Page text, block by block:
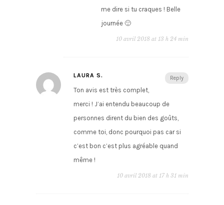
me dire si tu craques ! Belle
journée 🙂
10 avril 2018 at 13 h 24 min
Reply
LAURA S.
Ton avis est très complet,
merci ! J’ai entendu beaucoup de
personnes dirent du bien des goûts,
comme toi, donc pourquoi pas car si
c’est bon c’est plus agréable quand
même !
10 avril 2018 at 17 h 31 min